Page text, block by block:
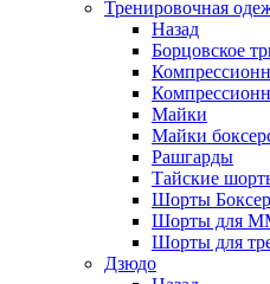
Тренировочная
Назад
Борцовское
Майки
Майки
Рашгарды
Тайские
Шорты
Шорты для
Шорты для
Дзюдо